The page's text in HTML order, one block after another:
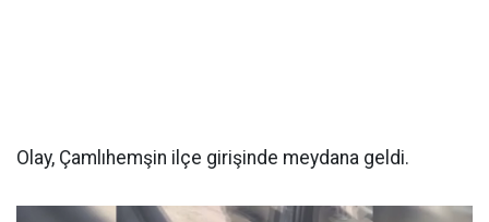
Olay, Çamlıhemşin ilçe girişinde meydana geldi.